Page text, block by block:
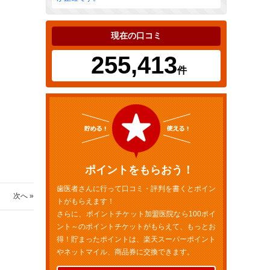
次へ »
現在の口コミ
255,413件
ポイントをもらおう！
歯医者さんに行って口コミ・評判を書くとポイン
トがもらえます！
さらに、ポイントチケット加盟医院なら100ポイ
ント～のポイントチケットがもらえて、もっとお
得！貯まったポイントは、楽天スーパーポイント
やネットマイル、商品券に交換できます。